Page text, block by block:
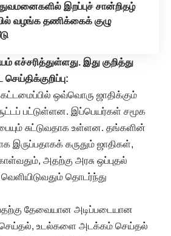
இறப்புச் சான்றிதழ்
வழங்க தணிக்கைக் குழு
எச்சரித்துள்ளது. இது குறித்து
ஒவ்வொரு ஜாதிக்கும்
பட்டுள்ளன. இப்பெயர்கள் சமூக
சுட்டுவதாக உள்ளன. தங்களின்
இருப்பதாகக் கருதும் ஜாதிகள்,
அதற்கு அரசு ஒப்புதல்
தொடர்ந்து
தேவையான அடிப்படையான
செய்தல், உடல்களை அடக்கம் செய்தல்